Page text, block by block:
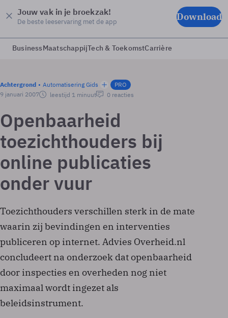
Jouw vak in je broekzak!
De beste leeservaring met de app Download
BusinessMaatschappijTech & ToekomstCarrière
Achtergrond Automatisering Gids
PRO
9 januari 2007
leestijd 1 minuut 0 reacties
Openbaarheid
toezichthouders bij
online publicaties
onder vuur
Toezichthouders verschillen sterk in de mate
waarin zij bevindingen en interventies
publiceren op internet. Advies Overheid.nl
concludeert na onderzoek dat openbaarheid
door inspecties en overheden nog niet
maximaal wordt ingezet als
beleidsinstrument.